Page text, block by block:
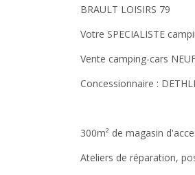
BRAULT LOISIRS 79
Votre SPECIALISTE
Vente camping-cars
Concessionnaire :
300m² de magasin
Ateliers de réparation,